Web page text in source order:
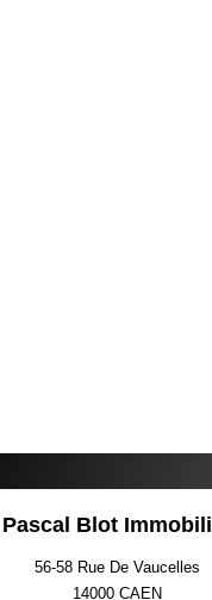
Pascal Blot
56-58 Rue De Vaucelles
14000 CAEN